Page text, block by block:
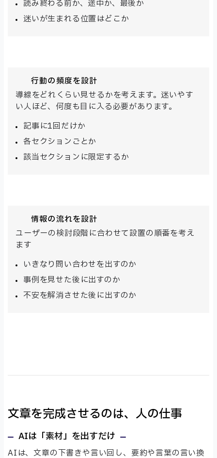
読み終わる前か、途中か、最後か
迷いが生まれる位置はどこか
行動の頻度を設計
導線をどれくらい見せるかを考えます。迷いやす
い人ほど、何度も目に入る必要があります。
記事に1回だけか
各セクションごとか
該当セクションに限定するか
情報の流れを設計
ユーザーの検討段階に合わせて設置の順番を考え
ます
いきなり問い合わせを出すのか
事例を見せた後に出すのか
不安を解消させた後に出すのか
文章を完成させるのは、人の仕事
AIは「素材」を出すだけ
AIは、文章の下書きや言い回し、要約や言葉の言い換